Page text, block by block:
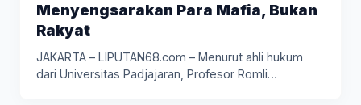
Menyengsarakan Para Mafia, Bukan
Rakyat
JAKARTA – LIPUTAN68.com – Menurut ahli hukum
dari Universitas Padjajaran, Profesor Romli